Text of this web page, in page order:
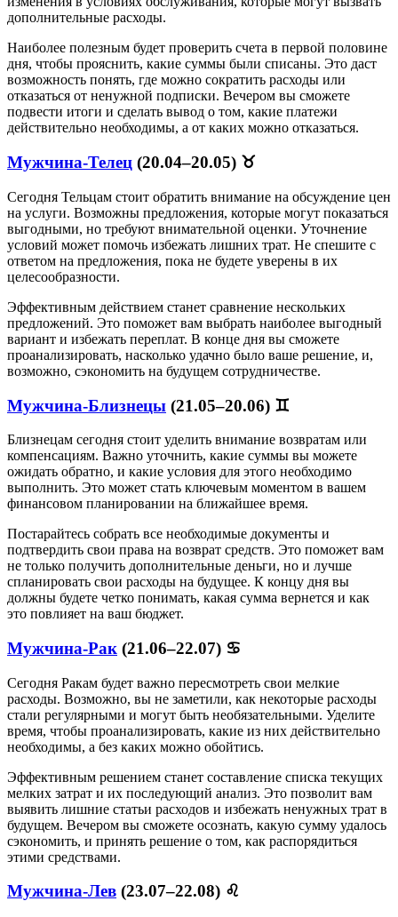
дополнительные расходы.
Наиболее полезным будет проверить счета в первой половине
дня, чтобы прояснить, какие суммы были списаны. Это даст
возможность понять, где можно сократить расходы или
отказаться от ненужной подписки. Вечером вы сможете
подвести итоги и сделать вывод о том, какие платежи
действительно необходимы, а от каких можно отказаться.
Мужчина-Телец (20.04–20.05) ♉
Сегодня Тельцам стоит обратить внимание на обсуждение цен
на услуги. Возможны предложения, которые могут показаться
выгодными, но требуют внимательной оценки. Уточнение
условий может помочь избежать лишних трат. Не спешите с
ответом на предложения, пока не будете уверены в их
целесообразности.
Эффективным действием станет сравнение нескольких
предложений. Это поможет вам выбрать наиболее выгодный
вариант и избежать переплат. В конце дня вы сможете
проанализировать, насколько удачно было ваше решение, и,
возможно, сэкономить на будущем сотрудничестве.
Мужчина-Близнецы (21.05–20.06) ♊
Близнецам сегодня стоит уделить внимание возвратам или
компенсациям. Важно уточнить, какие суммы вы можете
ожидать обратно, и какие условия для этого необходимо
выполнить. Это может стать ключевым моментом в вашем
финансовом планировании на ближайшее время.
Постарайтесь собрать все необходимые документы и
подтвердить свои права на возврат средств. Это поможет вам
не только получить дополнительные деньги, но и лучше
спланировать свои расходы на будущее. К концу дня вы
должны будете четко понимать, какая сумма вернется и как
это повлияет на ваш бюджет.
Мужчина-Рак (21.06–22.07) ♋
Сегодня Ракам будет важно пересмотреть свои мелкие
расходы. Возможно, вы не заметили, как некоторые расходы
стали регулярными и могут быть необязательными. Уделите
время, чтобы проанализировать, какие из них действительно
необходимы, а без каких можно обойтись.
Эффективным решением станет составление списка текущих
мелких затрат и их последующий анализ. Это позволит вам
выявить лишние статьи расходов и избежать ненужных трат в
будущем. Вечером вы сможете осознать, какую сумму удалось
сэкономить, и принять решение о том, как распорядиться
этими средствами.
Мужчина-Лев (23.07–22.08) ♌